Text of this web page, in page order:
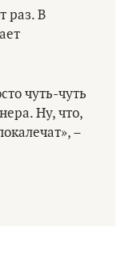
раз. В
чуть-чуть
Ну, что,
–